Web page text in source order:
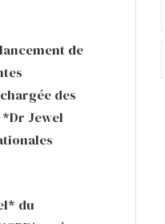
de
des
*Dr Jewel
du